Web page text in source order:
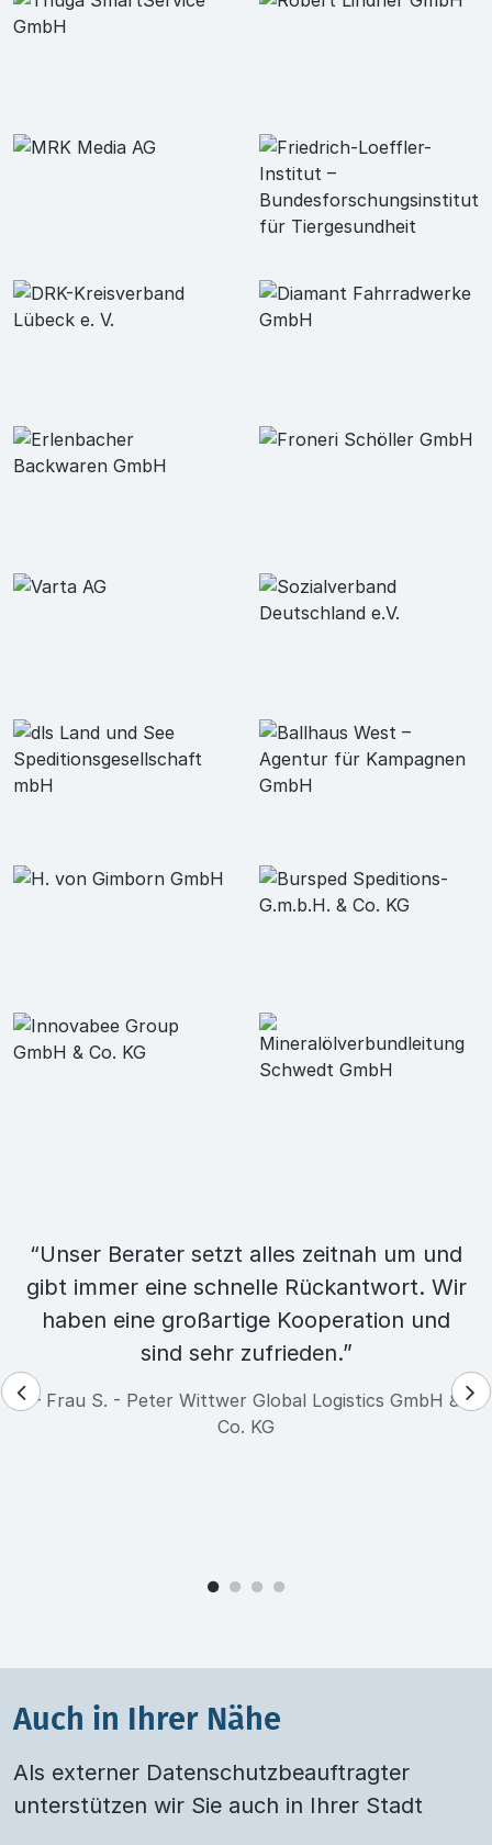
“Unser Berater setzt alles zeitnah um und
gibt immer eine schnelle Rückantwort. Wir
haben eine großartige Kooperation und
sind sehr zufrieden.”
– Frau S. - Peter Wittwer Global Logistics GmbH &
Co. KG
Auch in Ihrer Nähe
Als externer Datenschutzbeauftragter
unterstützen wir Sie auch in Ihrer Stadt